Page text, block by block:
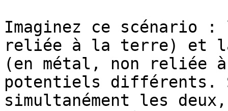
Imaginez ce scénario
reliée à la terre) et
(en métal, non reliée
potentiels différents.
simultanément les